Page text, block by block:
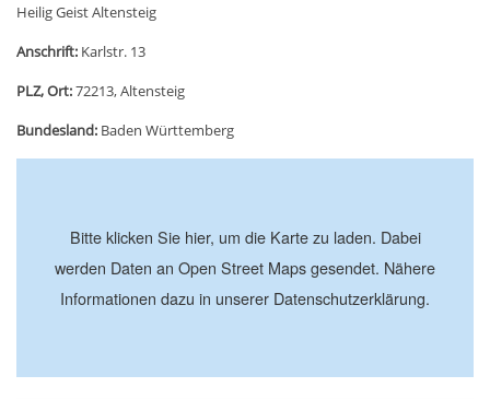
Heilig Geist Altensteig
Anschrift: Karlstr. 13
PLZ, Ort:72213, Altensteig
Bundesland: Baden Württemberg